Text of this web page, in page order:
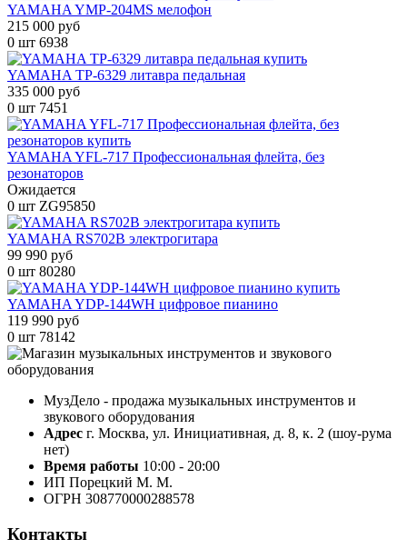
YAMAHA YMP-204MS мелофон
215 000 руб
0 шт 6938
YAMAHA TP-6329 литавра педальная
335 000 руб
0 шт 7451
YAMAHA YFL-717 Профессиональная флейта, без
резонаторов
Ожидается
0 шт ZG95850
YAMAHA RS702B электрогитара
99 990 руб
0 шт 80280
YAMAHA YDP-144WH цифровое пианино
119 990 руб
0 шт 78142
МузДело - продажа музыкальных инструментов и
звукового оборудования
Адрес г. Москва, ул. Инициативная, д. 8, к. 2 (шоу-рума
нет)
Время работы 10:00 - 20:00
ИП Порецкий М. М.
ОГРН 308770000288578
Контакты